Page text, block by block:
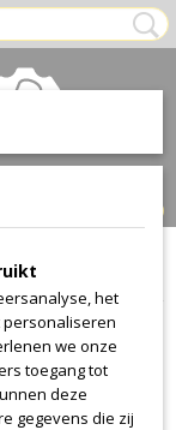
(0)
het
we onze
toegang tot
deze
gegevens die zij